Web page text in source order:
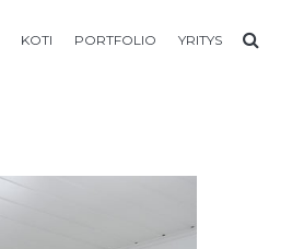
KOTI PORTFOLIO YRITYS